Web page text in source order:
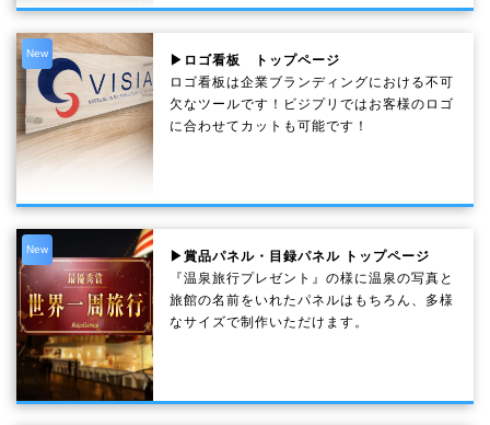
New
▶ロゴ看板 トップページ
ロゴ看板は企業ブランディングにおける不可
欠なツールです！ビジプリではお客様のロゴ
に合わせてカットも可能です！
New
▶賞品パネル・目録パネル トップページ
『温泉旅行プレゼント』の様に温泉の写真と
旅館の名前をいれたパネルはもちろん、多様
なサイズで制作いただけます。